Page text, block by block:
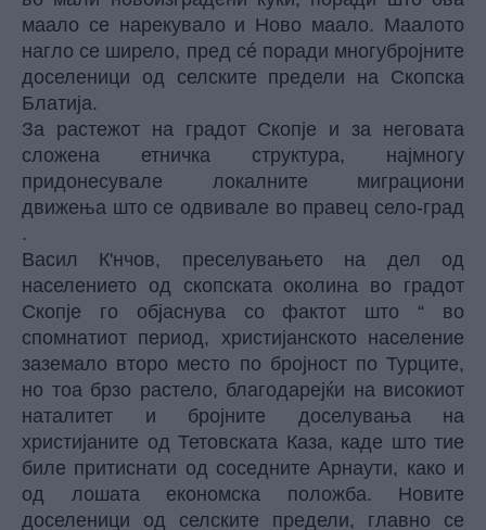
маало се нарекувало и Ново маало. Маалото
нагло се ширело, пред сé поради многубројните
доселеници од селските предели на Скопска
Блатија.
За растежот на градот Скопје и за неговата
сложена етничка структура, најмногу
придонесувале локалните миграциони
движења што се одвивале во правец село-град
.
Васил К'нчов, преселувањето на дел од
населението од скопската околина во градот
Скопје го објаснува со фактот што “ во
спомнатиот период, христијанското население
заземало второ место по бројност по Турците,
но тоа брзо растело, благодарејќи на високиот
наталитет и бројните доселувања на
христијаните од Тетовската Каза, каде што тие
биле притиснати од соседните Арнаути, како и
од лошата економска положба. Новите
доселеници од селските предели, главно се